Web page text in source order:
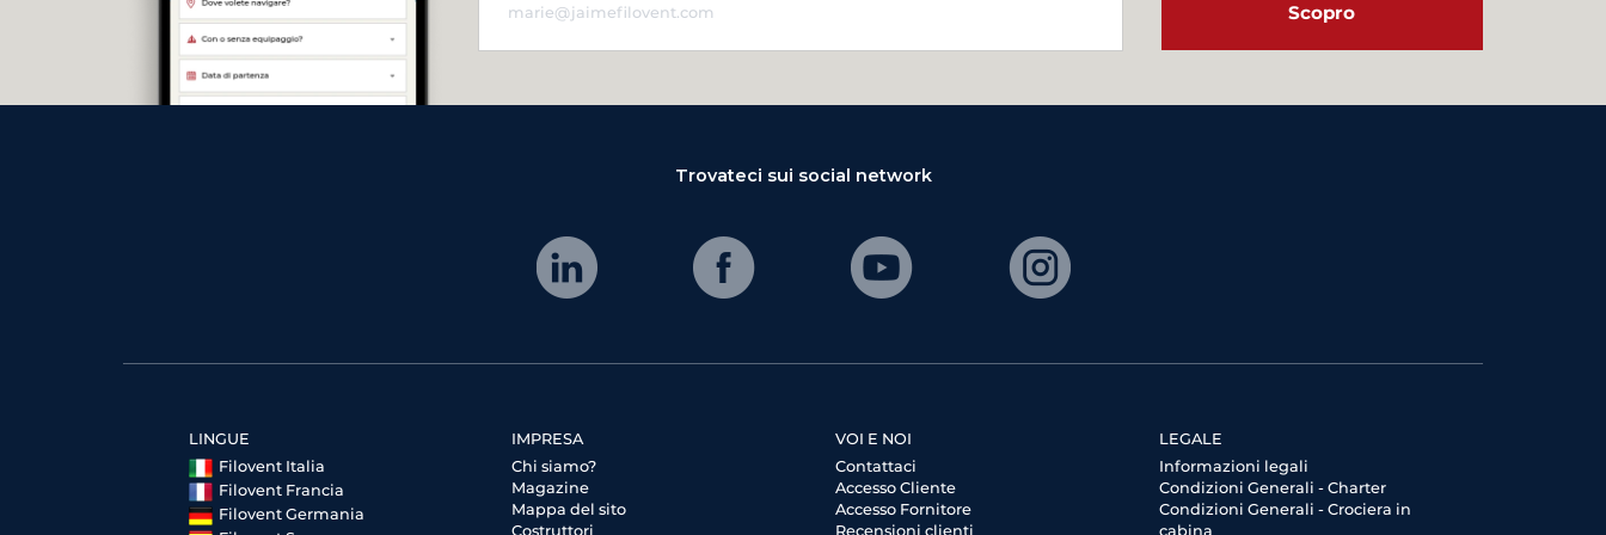
Scopro
Trovateci sui social network
LINGUE
Filovent Italia
Filovent Francia
Filovent Germania
IMPRESA
Chi siamo?
Magazine
Mappa del sito
Costruttori
VOI E NOI
Contattaci
Accesso Cliente
Accesso Fornitore
Recensioni clienti
LEGALE
Informazioni legali
Condizioni Generali - Charter
Condizioni Generali - Crociera in
cabina